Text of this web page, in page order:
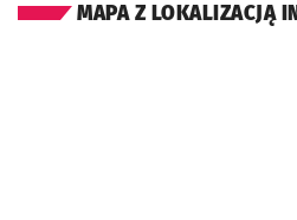
MAPA Z LOKALIZACJĄ